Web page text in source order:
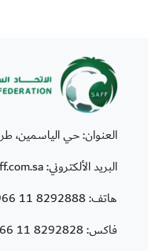
العنوان: حي الياسمين،
البريد الألكتروني: info@saff.com.sa
هاتف:11 8292888
فاكس:11 8292828